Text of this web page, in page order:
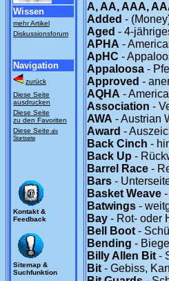
Wissen
mehr Artikel
Diskussionsforum
Navigation
zurück
Diese Seite
ausdrucken
Diese Seite
zu den Favoriten
Diese Seite als
Startseite
Kontakt &
Feedback
Sitemap &
Suchfunktion
A, AA, AAA,
Added -
Aged - 4-
APHA -
ApHC -
Appaloosa -
Approved -
AQHA -
Association -
AWA - Austrian
Award -
Back Cinch -
Back Up -
Barrel Race -
Bars -
Basket Weave
Batwings -
Bay - Rot- oder
Bell Boot -
Bending -
Billy Allen Bit -
Bit - Gebiss,